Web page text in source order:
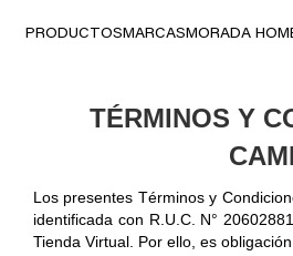
PRODUCTOS MARCAS MORADA
TÉRMINOS Y
Los presentes Términos y
identificada con R.U.C. N°
Tienda Virtual. Por ello, es